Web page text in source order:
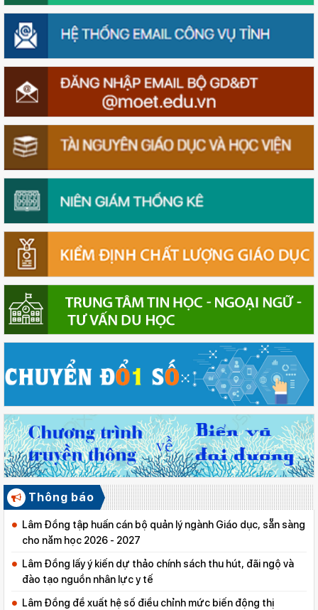
Thông báo
Lâm Đồng tập huấn cán bộ quản lý ngành Giáo dục, sẵn sàng
cho năm học 2026 - 2027
Lâm Đồng lấy ý kiến dự thảo chính sách thu hút, đãi ngộ và
đào tạo nguồn nhân lực y tế
Lâm Đồng đề xuất hệ số điều chỉnh mức biến động thị